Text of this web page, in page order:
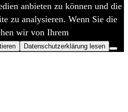
anbieten zu können und die
zu analysieren. Wenn Sie die
wir von Ihrem
Datenschutzerklärung lesen